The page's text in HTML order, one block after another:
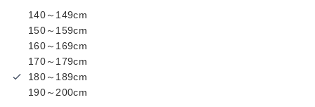
140～149cm
150～159cm
160～169cm
170～179cm
180～189cm
190～200cm